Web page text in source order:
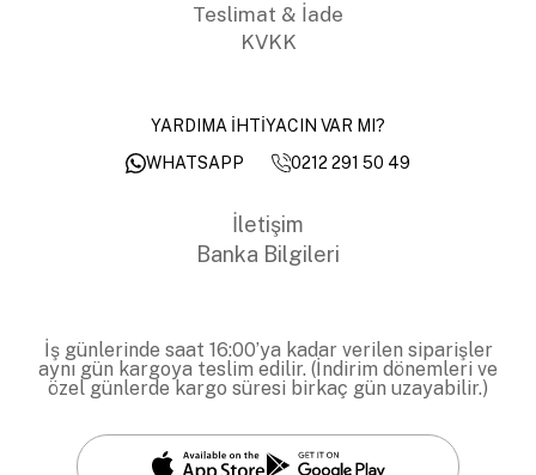
Teslimat & İade
KVKK
YARDIMA İHTİYACIN VAR MI?
WHATSAPP
0212 291 50 49
İletişim
Banka Bilgileri
İş günlerinde saat 16:00’ya kadar verilen siparişler
aynı gün kargoya teslim edilir. (İndirim dönemleri ve
özel günlerde kargo süresi birkaç gün uzayabilir.)